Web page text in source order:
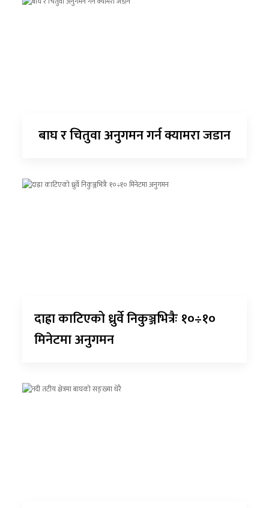
बाघ र चितुवा अनुगमन गर्न क्यामरा जडान
दाह्रा काटिएको ध्रुर्वे निकुञ्जभित्रैः १०÷१०
मिनेटमा अनुगमन